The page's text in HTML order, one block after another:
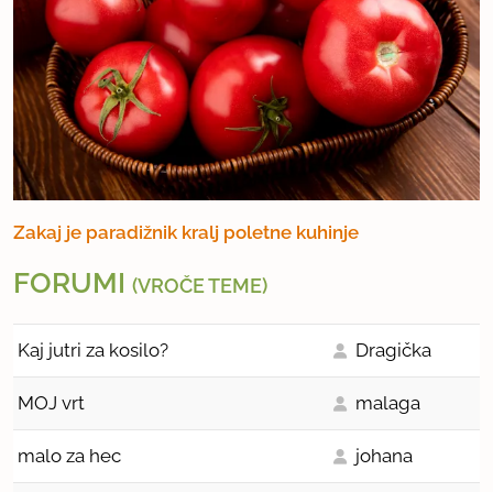
Zakaj je paradižnik kralj poletne kuhinje
FORUMI (VROČE TEME)
Kaj jutri za kosilo? Dragička
MOJ vrt malaga
malo za hec johana